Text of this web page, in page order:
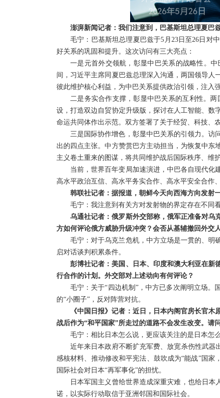
澎湃新闻记者：我们注意到，巴基斯坦总理夏巴
毛宁：巴基斯坦总理夏巴兹于5月23日至26日对
好关系的巩固和提升。这次访问有三大亮点：
一是元首外交领航，彰显中巴关系的战略性。
间，习近平主席同夏巴兹总理深入沟通，两国领导
彼此维护核心利益，为中巴关系提供政治引领，注入
二是务实合作支撑，彰显中巴关系的互利性。
设，打造双边自贸协定升级版，探讨在人工智能、
命运共同体作出示范。双方签署了关于经贸、科技、
三是国际协作增色，彰显中巴关系的引领力。访
出的四点主张。中方赞赏巴方主动担当，为恢复中
主义卷土重来的图谋，将共同维护战后国际秩序、维
当前，世界百年变局加速演进，中巴各自现代化
高水平政治互信、高水平务实合作、高水平安全合作
韩联社记者：据报道，朝鲜今天向西海方向发射
毛宁：我注意到有关方对发射物的界定存在不同
乌通社记者：俄罗斯外交部称，俄军正准备对乌
方如何评论俄方威胁升级冲突？会否从基辅撤回外交
毛宁：对于乌克兰危机，中方立场是一贯的、明
启对话谈判积累条件。
彭博社记者：美国、日本、印度和澳大利亚在新
行合作的计划。外交部对上述动向有何评论？
毛宁：关于“四边机制”，中方已多次阐明立场
的“小圈子”，反对阵营对抗。
《中国日报》记者：近日，日本内阁官房长官
战后作为“和平国家”所走过的道路不会发生改变。请
毛宁：相比日本怎么说，更应该关注的是日本怎
近年来日本政府不断扩充军费、放宽杀伤性武器
感核材料、推动修改和平宪法、鼓吹成为“能战”国
国际社会对日本“再军事化”的担忧。
日本军国主义曾给世界造成深重灾难，也给日
诺，以实际行动取信于亚洲邻国和国际社会。